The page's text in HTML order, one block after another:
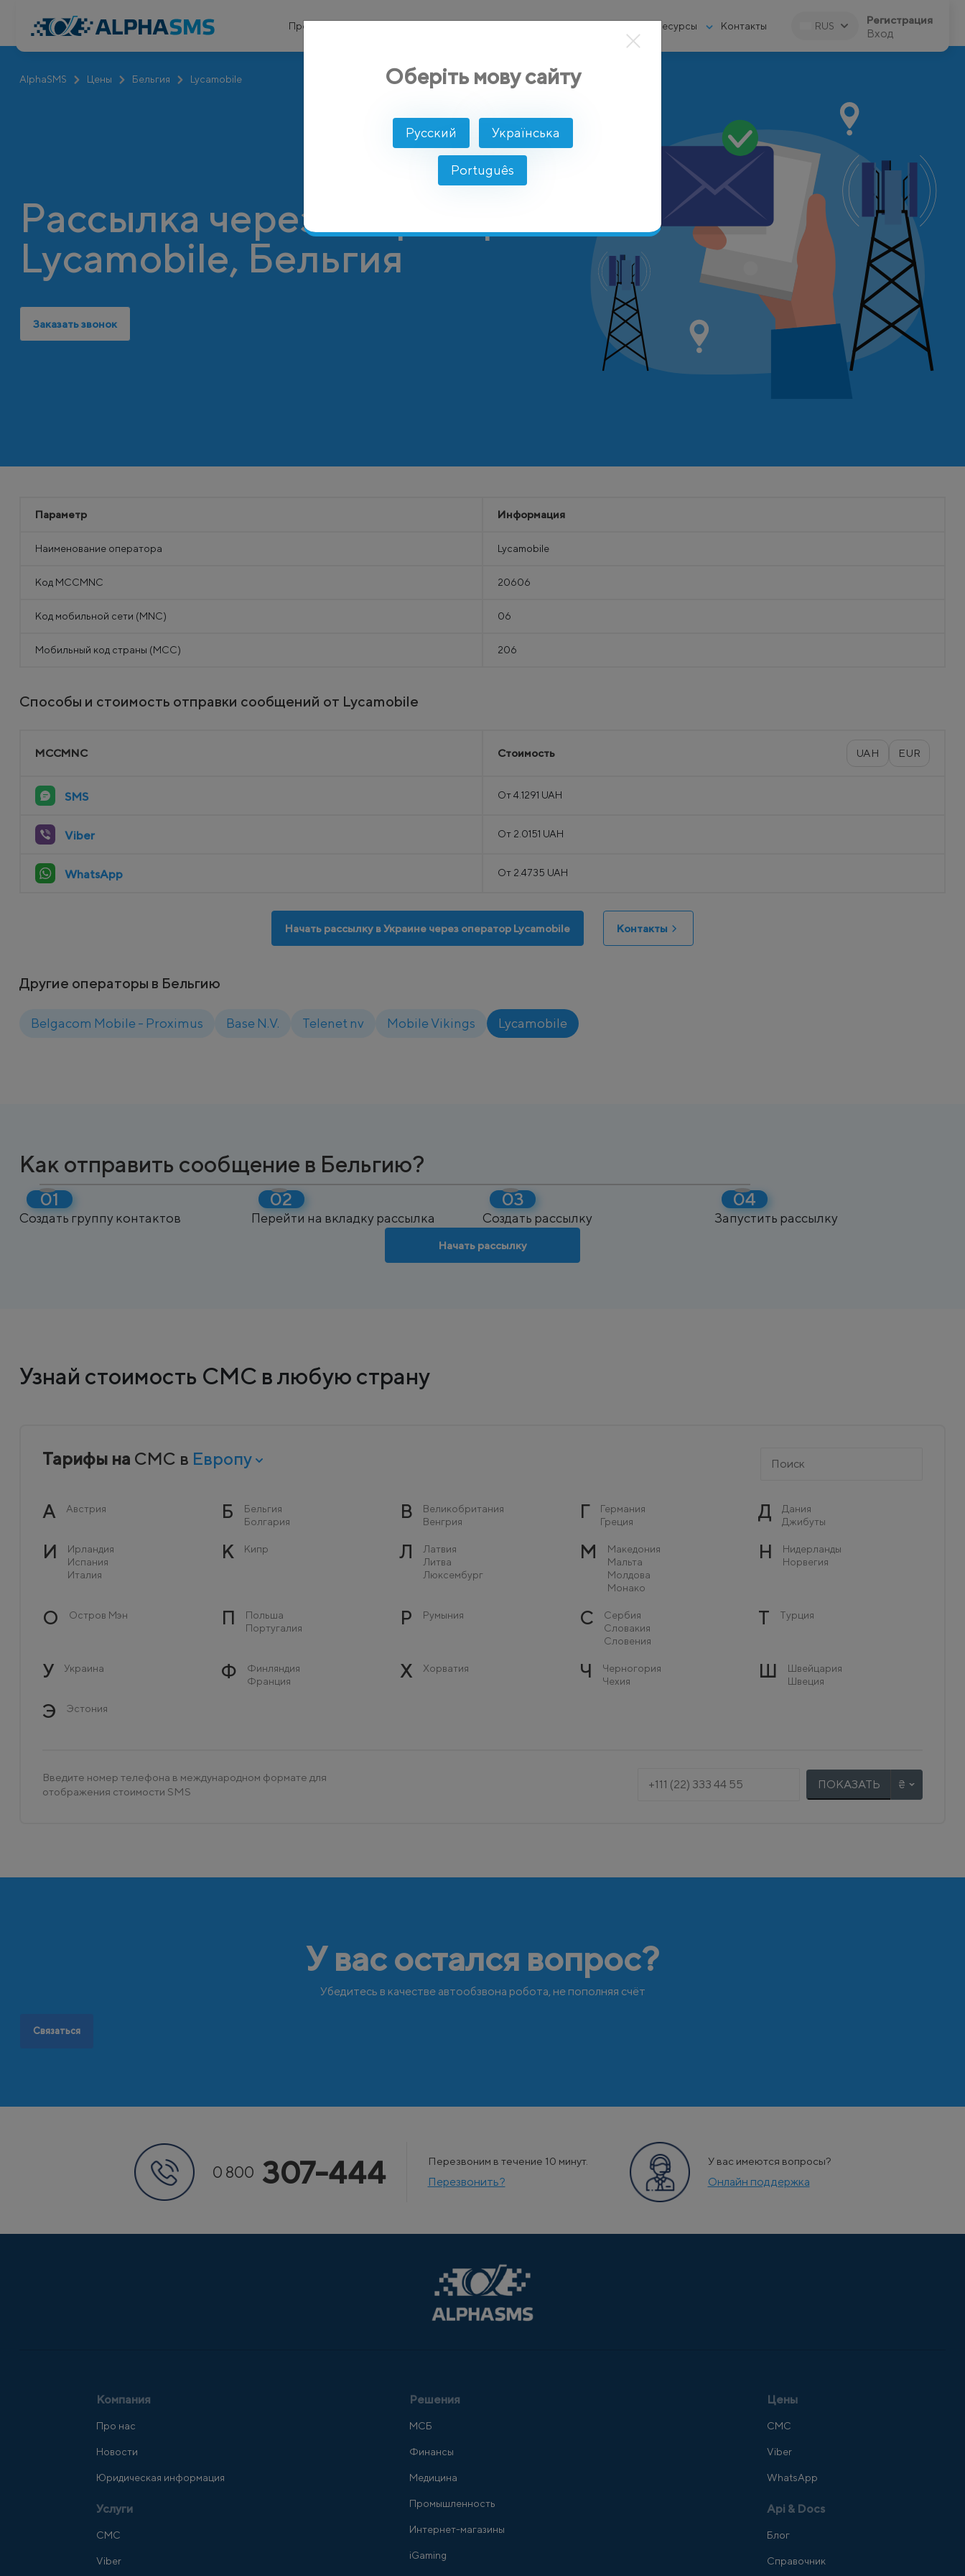
AlphaSMS Цены Бельгия Lycamobile
Продукты Ресурсы Контакты RUS Регистрация
Вход
Рассылка через оператор
Lycamobile, Бельгия
Заказать звонок
Параметр Информация
Наименование оператора Lycamobile
Код MCCMNC 20606
Код мобильной сети (MNC) 06
Мобильный код страны (MCC) 206
Способы и стоимость отправки сообщений от Lycamobile
MCCMNC Стоимость UAH EUR
SMS От 4.1291 UAH
Viber От 2.0151 UAH
WhatsApp От 2.4735 UAH
Начать рассылку в Украине через оператор Lycamobile Контакты
Другие операторы в Бельгию
Belgacom Mobile - Proximus Base N.V. Telenet nv Mobile Vikings Lycamobile
Как отправить сообщение в Бельгию?
Создать группу контактов Перейти на вкладку рассылка Создать рассылку Запустить рассылку
Начать рассылку
Узнай стоимость СМС в любую страну
Тарифы на СМС в Европу
А Австрия Б
Бельгия
Болгария
В
Великобритания
Венгрия
Г
Германия
Греция
Д
Дания
Джибуты
И
Ирландия
Испания
Италия
К Кипр Л
Латвия
Литва
Люксембург
М
Македония
Мальта
Молдова
Монако
Н
Нидерланды
Норвегия
О Остров Мэн П
Польша
Португалия
Р Румыния С
Сербия
Словакия
Словения
Т Турция
У Украина Ф
Финляндия
Франция
Х Хорватия Ч
Черногория
Чехия
Ш
Швейцария
Швеция
Э Эстония
Введите номер телефона в международном формате для
отображения стоимости SMS
ПОКАЗАТЬ
У вас остался вопрос?
Убедитесь в качестве автообзвона робота, не пополняя счёт
Связаться
0 800 307-444 Перезвоним в течение 10 минут.
Перезвонить?
У вас имеются вопросы?
Онлайн поддержка
Компания
Про нас
Новости
Юридическая информация
Услуги
СМС
Viber
Решения
МСБ
Финансы
Медицина
Промышленность
Интернет-магазины
iGaming
Цены
СМС
Viber
WhatsApp
Api & Docs
Блог
Справочник
Оберіть мову сайту
Русский Українська
Português